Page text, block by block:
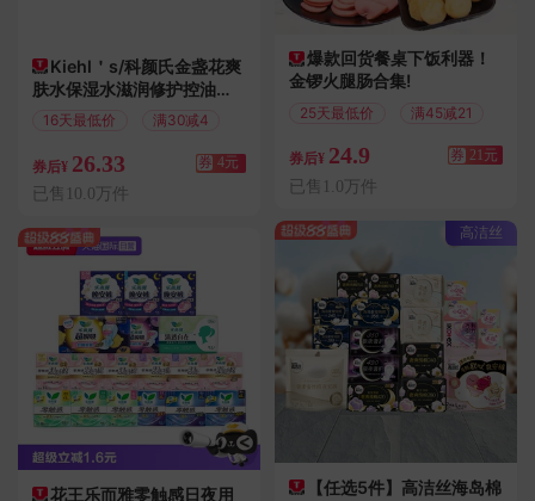
Kiehl＇s/科颜氏金盏花爽
肤水保湿水滋润修护控油
40ml
16天最低价 满30减4
券后¥ 26.33 券 4元
已售10.0万件
花王乐而雅零触感日夜用
爆款回货餐桌下饭利器！
金锣火腿肠合集!
25天最低价 满45减21
券后¥ 24.9 券 21元
已售1.0万件
高洁丝
【任选5件】高洁丝海岛棉